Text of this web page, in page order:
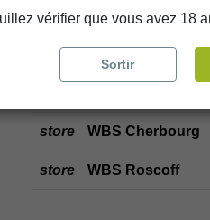
store WBS Cherbourg
store WBS Roscoff
vérifier que vous avez 18
Sortir